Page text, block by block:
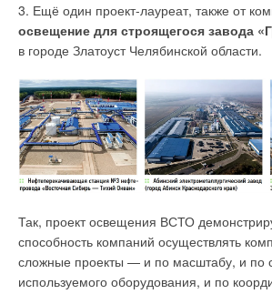
3. Ещё один проект-лауреат, также от
освещение для строящегося завода
в городе Златоуст Челябинской области.
Так, проект освещения ВСТО
способность компаний осуществлять
сложные проекты — и по масштабу, и по
используемого оборудования, и по
«Мы уже продвинулись достаточно
нужно развиваться быстрее. И да — это
проживают в таких местах, где
электроэнергии из ветра и солнца
доступным видом новых
есть возможности реализовать это в
автор отчёта BNEF.
британского Комитета по климатическим
заявил, что прецедент, созданный
энергетики, доказывает, что новейшие
улавливанию выбросов углерода могли